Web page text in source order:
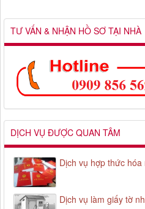
TƯ VẤN & NHẬN HỒ SƠ TẠI NHÀ
DỊCH VỤ ĐƯỢC QUAN TÂM
Dịch vụ hợp thức
Dịch vụ làm giấy tờ